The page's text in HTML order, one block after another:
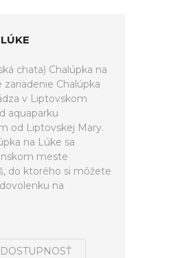
chata) Chalúpka na
Chalúpka
v Liptovskom
aquaparku
od Liptovskej Mary.
na Lúke sa
meste
do ktorého si môžete
na